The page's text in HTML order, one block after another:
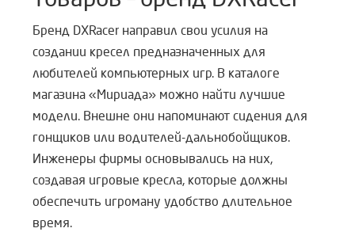
Бренд DXRacer направил свои усилия на
создании кресел предназначенных для
любителей компьютерных игр. В каталоге
магазина «Мириада» можно найти лучшие
модели. Внешне они напоминают сидения для
гонщиков или водителей-дальнобойщиков.
Инженеры фирмы основывались на них,
создавая игровые кресла, которые должны
обеспечить игроману удобство длительное
время.